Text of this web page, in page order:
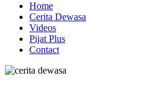
Home
Cerita Dewasa
Videos
Pijat Plus
Contact